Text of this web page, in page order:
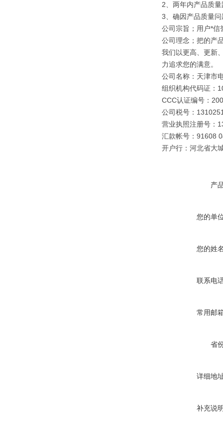
2、两年内产品质
3、确因产品质量
公司宗旨；用户*信
公司理念；把的产
我们以更高、更新
力追求您的满意。
公司名称：天津市
组织机构代码证：
CCC认证编号：
公司税号：
营业执照注册号：
汇款帐号：91608
开户行：河北省大
产
您的单
您的姓
联系电
常用邮
省
详细地
补充说